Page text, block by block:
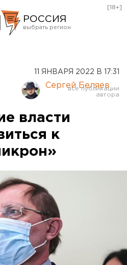
РОССИЯ
Курган
Оренбург
[18+]
11 ЯНВАРЯ 2022 В 17:31
Сергей Беляев
власти
к